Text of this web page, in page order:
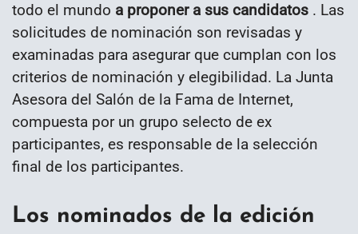
todo el mundo a proponer a sus candidatos . Las
solicitudes de nominación son revisadas y
examinadas para asegurar que cumplan con los
criterios de nominación y elegibilidad. La Junta
Asesora del Salón de la Fama de Internet,
compuesta por un grupo selecto de ex
participantes, es responsable de la selección
final de los participantes.
Los nominados de la edición